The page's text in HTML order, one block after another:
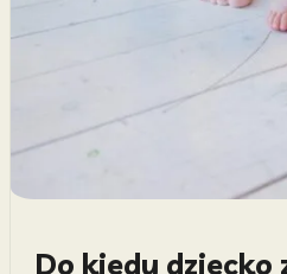
Do kiedy dziecko